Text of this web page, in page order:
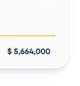
$ 5,664,000